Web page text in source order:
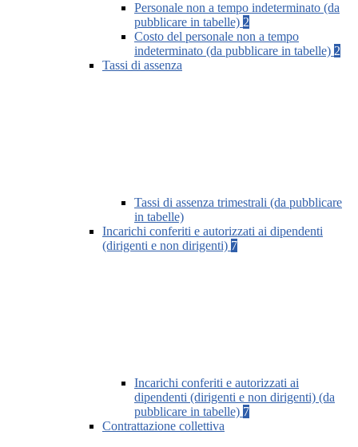
Personale non a tempo indeterminato (da
pubblicare in tabelle) 2
Costo del personale non a tempo
indeterminato (da pubblicare in tabelle) 2
Tassi di assenza
Tassi di assenza trimestrali (da pubblicare
in tabelle)
Incarichi conferiti e autorizzati ai dipendenti
(dirigenti e non dirigenti) 7
Incarichi conferiti e autorizzati ai
dipendenti (dirigenti e non dirigenti) (da
pubblicare in tabelle) 7
Contrattazione collettiva